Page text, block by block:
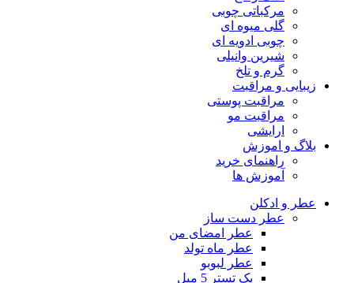
مرکباتی چوبی
گلی میوه ای
چوبی ادویه ای
شیرین وانیلی
گرم و تلخ
زیبایی و مراقبت
مراقبت پوستی
مراقبت مو
ارایشی
بلاگ و اموزش
راهنمای خرید
آموزش ها
عطر و ادکلن
عطر دست ساز
عطر امضای من
عطر ماه تولد
عطر لبوبو
پک تستر 5 میل